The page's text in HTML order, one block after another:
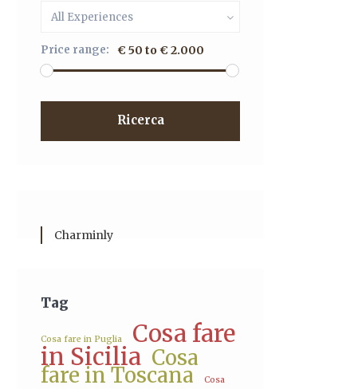
All Experiences
Price range: € 50 to € 2.000
Ricerca
Charminly
Tag
Cosa fare in Puglia Cosa fare
in Sicilia Cosa
fare in Toscana
Cosa